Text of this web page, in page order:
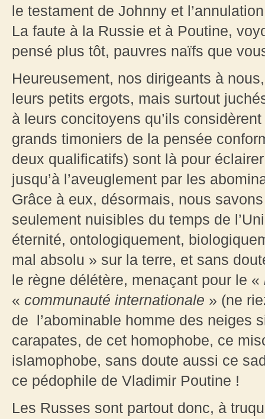
le testament de Johnny et
La faute à la Russie et à Poutine,
pensé plus tôt, pauvres naïfs que
Heureusement, nos dirigeants à
leurs petits ergots, mais surtout
à leurs concitoyens qu’ils
grands timoniers de la pensée
deux qualificatifs) sont là pour
jusqu’à l’aveuglement par les
Grâce à eux, désormais, nous
seulement nuisibles du temps de
éternité, ontologiquement,
mal absolu » sur la terre, et sans
le règne délétère, menaçant pour le «
« communauté internationale » (ne
de l’abominable homme des neiges
carapates, de cet homophobe, ce
islamophobe, sans doute aussi ce
ce pédophile de Vladimir Poutine !
Les Russes sont partout donc, à